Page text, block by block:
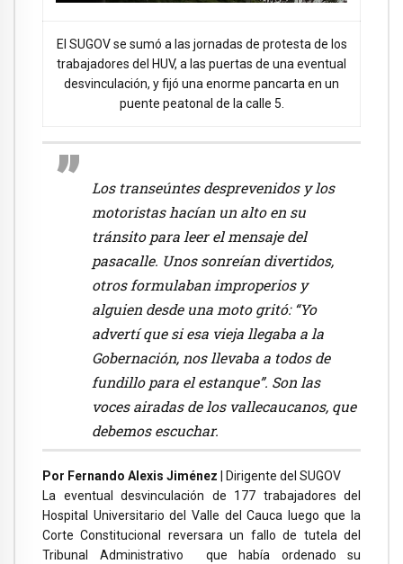
El SUGOV se sumó a las jornadas de protesta de los
trabajadores del HUV, a las puertas de una eventual
desvinculación, y fijó una enorme pancarta en un
puente peatonal de la calle 5.
Los transeúntes desprevenidos y los
motoristas hacían un alto en su
tránsito para leer el mensaje del
pasacalle. Unos sonreían divertidos,
otros formulaban improperios y
alguien desde una moto gritó: “Yo
advertí que si esa vieja llegaba a la
Gobernación, nos llevaba a todos de
fundillo para el estanque”. Son las
voces airadas de los vallecaucanos, que
debemos escuchar.
Por Fernando Alexis Jiménez | Dirigente del SUGOV
La eventual desvinculación de 177 trabajadores del
Hospital Universitario del Valle del Cauca luego que la
Corte Constitucional reversara un fallo de tutela del
Tribunal Administrativo que había ordenado su